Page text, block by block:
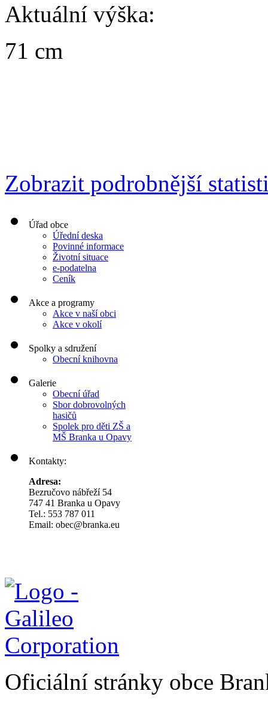
Aktuální výška:
71 cm
Zobrazit podrobnější
Úřad obce
Úřední deska
Povinné informace
Životní situace
e-podatelna
Ceník
Akce a programy
Akce v naší obci
Akce v okolí
Spolky a sdružení
Obecní knihovna
Galerie
Obecní úřad
Sbor dobrovolných
hasičů
Spolek pro děti ZŠ a
MŠ Branka u Opavy
Kontakty:
Adresa:
Bezručovo nábřeží 54
747 41 Branka u Opavy
Tel.: 553 787 011
Email: obec@branka.eu
Oficiální stránky obce